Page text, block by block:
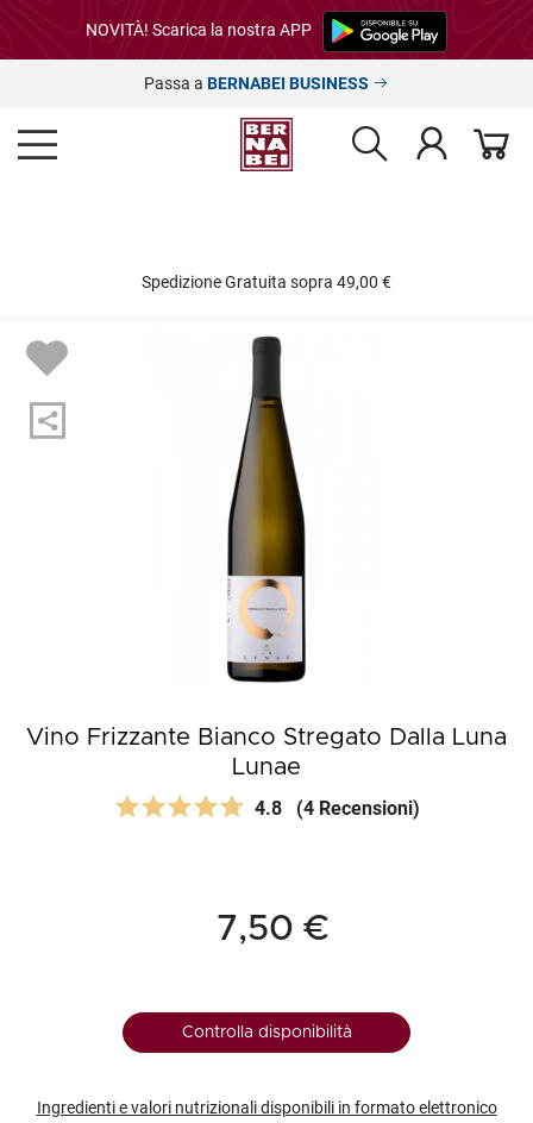
NOVITÀ! Scarica la nostra APP
Passa a BERNABEI BUSINESS
Spedizione Gratuita sopra 49,00 €
Vino Frizzante Bianco Stregato Dalla Luna
Lunae
4.8 (4 Recensioni)
7,50 €
Controlla disponibilità
Ingredienti e valori nutrizionali disponibili in formato elettronico